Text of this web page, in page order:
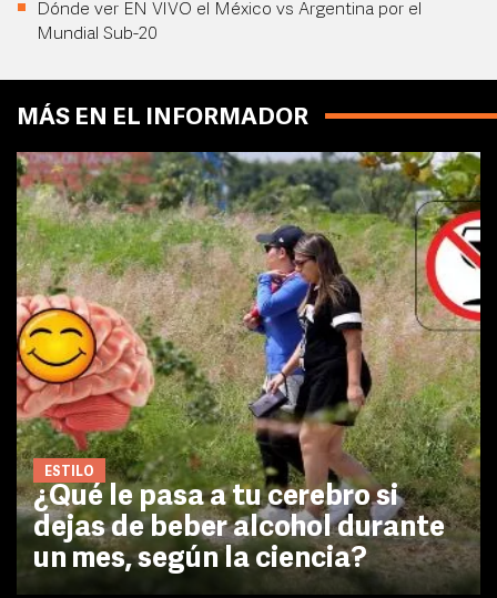
Dónde ver EN VIVO el México vs Argentina por el
Mundial Sub-20
MÁS EN EL INFORMADOR
ESTILO
¿Qué le pasa a tu cerebro si
dejas de beber alcohol durante
un mes, según la ciencia?